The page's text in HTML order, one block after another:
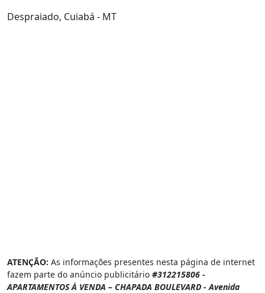
Despraiado, Cuiabá - MT
ATENÇÃO: As informações presentes nesta página de internet
fazem parte do anúncio publicitário #312215806 -
APARTAMENTOS À VENDA – CHAPADA BOULEVARD - Avenida